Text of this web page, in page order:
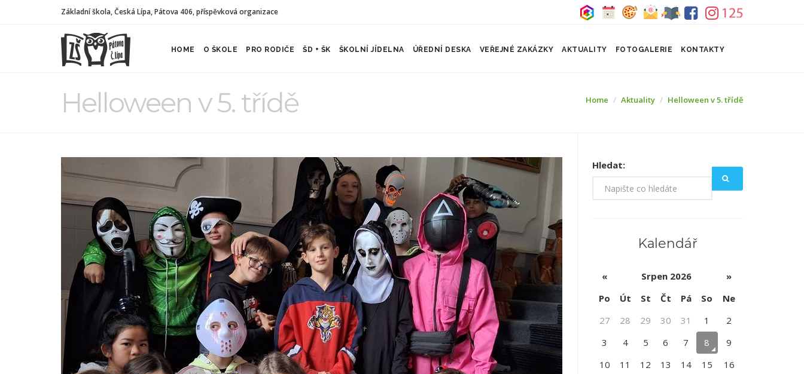
Základní škola, Česká Lípa, Pátova 406, příspěvková organizace
HOME O ŠKOLE PRO RODIČE ŠD + ŠK ŠKOLNÍ JÍDELNA ÚŘEDNÍ DESKA VEŘEJNÉ ZAKÁZKY AKTUALITY FOTOGALERIE KONTAKTY
Helloween v 5. třídě Home Aktuality Helloween v 5. třídě
Hledat:
Kalendář
« Srpen 2026
»
Po
Út St Čt Pá So
Ne
27
28 29 30 31 1
2
3
4 5 6 7 8
9
10
11 12 13 14 15
16